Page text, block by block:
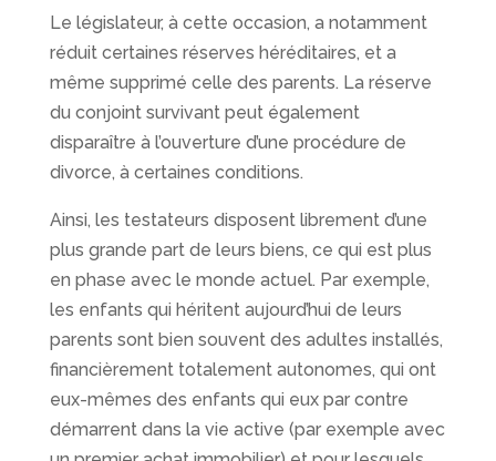
Le législateur, à cette occasion, a notamment
réduit certaines réserves héréditaires, et a
même supprimé celle des parents. La réserve
du conjoint survivant peut également
disparaître à l’ouverture d’une procédure de
divorce, à certaines conditions.
Ainsi, les testateurs disposent librement d’une
plus grande part de leurs biens, ce qui est plus
en phase avec le monde actuel. Par exemple,
les enfants qui héritent aujourd’hui de leurs
parents sont bien souvent des adultes installés,
financièrement totalement autonomes, qui ont
eux-mêmes des enfants qui eux par contre
démarrent dans la vie active (par exemple avec